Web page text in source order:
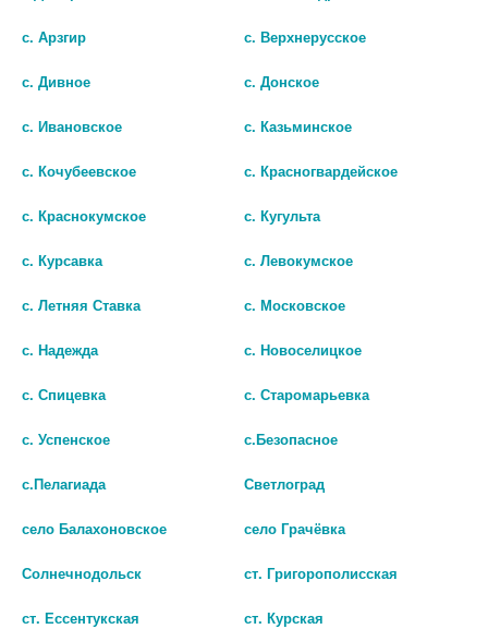
5МГ N20 ТАБЛ
В КОРЗИНУ
№20 ТАБ.
с. Арзгир с. Верхнерусское
с. Дивное с. Донское
с. Ивановское с. Казьминское
с. Кочубеевское с. Красногвардейское
с. Краснокумское с. Кугульта
с. Курсавка с. Левокумское
с. Летняя Ставка с. Московское
с. Надежда с. Новоселицкое
с. Спицевка с. Старомарьевка
с. Успенское с.Безопасное
с.Пелагиада Светлоград
село Балахоновское село Грачёвка
Солнечнодольск ст. Григорополисская
ст. Ессентукская ст. Курская